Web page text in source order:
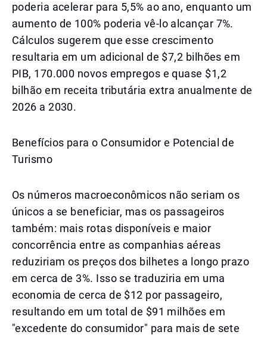
poderia acelerar para 5,5% ao ano, enquanto um
aumento de 100% poderia vê-lo alcançar 7%.
Cálculos sugerem que esse crescimento
resultaria em um adicional de $7,2 bilhões em
PIB, 170.000 novos empregos e quase $1,2
bilhão em receita tributária extra anualmente de
2026 a 2030.
Benefícios para o Consumidor e Potencial de
Turismo
Os números macroeconômicos não seriam os
únicos a se beneficiar, mas os passageiros
também: mais rotas disponíveis e maior
concorrência entre as companhias aéreas
reduziriam os preços dos bilhetes a longo prazo
em cerca de 3%. Isso se traduziria em uma
economia de cerca de $12 por passageiro,
resultando em um total de $91 milhões em
"excedente do consumidor" para mais de sete